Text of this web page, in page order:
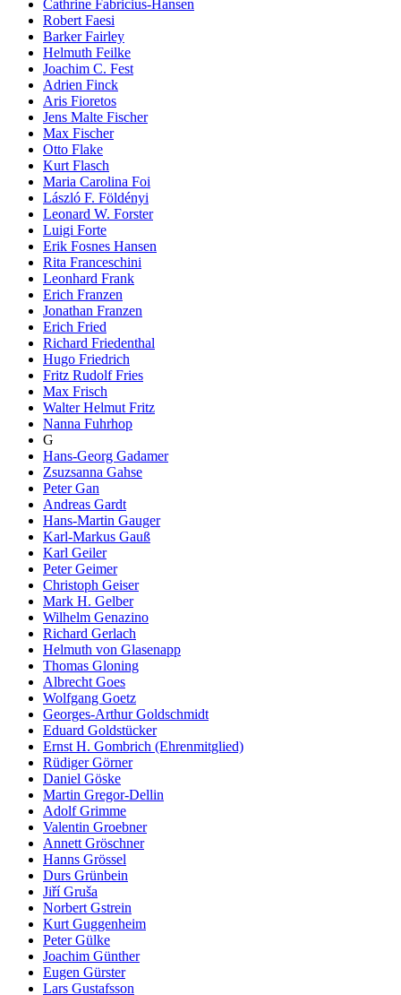
Cathrine Fabricius-Hansen
Robert Faesi
Barker Fairley
Helmuth Feilke
Joachim C. Fest
Adrien Finck
Aris Fioretos
Jens Malte Fischer
Max Fischer
Otto Flake
Kurt Flasch
Maria Carolina Foi
László F. Földényi
Leonard W. Forster
Luigi Forte
Erik Fosnes Hansen
Rita Franceschini
Leonhard Frank
Erich Franzen
Jonathan Franzen
Erich Fried
Richard Friedenthal
Hugo Friedrich
Fritz Rudolf Fries
Max Frisch
Walter Helmut Fritz
Nanna Fuhrhop
G
Hans-Georg Gadamer
Zsuzsanna Gahse
Peter Gan
Andreas Gardt
Hans-Martin Gauger
Karl-Markus Gauß
Karl Geiler
Peter Geimer
Christoph Geiser
Mark H. Gelber
Wilhelm Genazino
Richard Gerlach
Helmuth von Glasenapp
Thomas Gloning
Albrecht Goes
Wolfgang Goetz
Georges-Arthur Goldschmidt
Eduard Goldstücker
Ernst H. Gombrich (Ehrenmitglied)
Rüdiger Görner
Daniel Göske
Martin Gregor-Dellin
Adolf Grimme
Valentin Groebner
Annett Gröschner
Hanns Grössel
Durs Grünbein
Jiří Gruša
Norbert Gstrein
Kurt Guggenheim
Peter Gülke
Joachim Günther
Eugen Gürster
Lars Gustafsson